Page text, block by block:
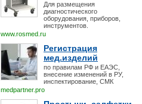
Для размещения
диагностического
оборудования, приборов,
инструментов.
www.rosmed.ru
Регистрация
мед.изделий
по правилам РФ и ЕАЭС,
внесение изменений в РУ,
инспектирование, СМК
medpartner.pro